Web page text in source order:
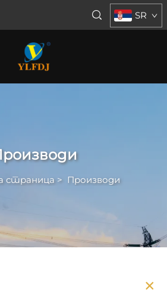
SR
страница> Производи